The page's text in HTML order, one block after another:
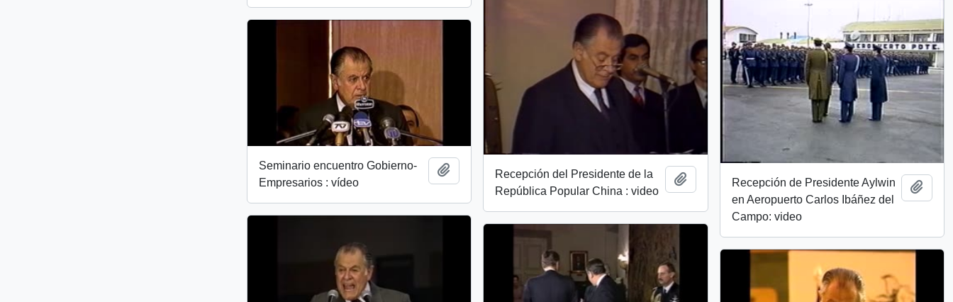
Recepción del Presidente de la
República Popular China : video
Añadir al portapapeles
Recepción de Presidente Aylwin
en Aeropuerto Carlos Ibáñez del
Campo: video
Seminario encuentro Gobierno-
Empresarios : vídeo
Añadir al portapapeles